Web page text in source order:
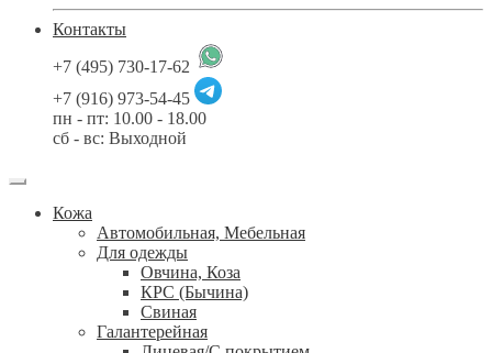
Контакты
+7 (495) 730-17-62
+7 (916) 973-54-45
пн - пт: 10.00 - 18.00
сб - вс: Выходной
Кожа
Автомобильная, Мебельная
Для одежды
Овчина, Коза
КРС (Бычина)
Свиная
Галантерейная